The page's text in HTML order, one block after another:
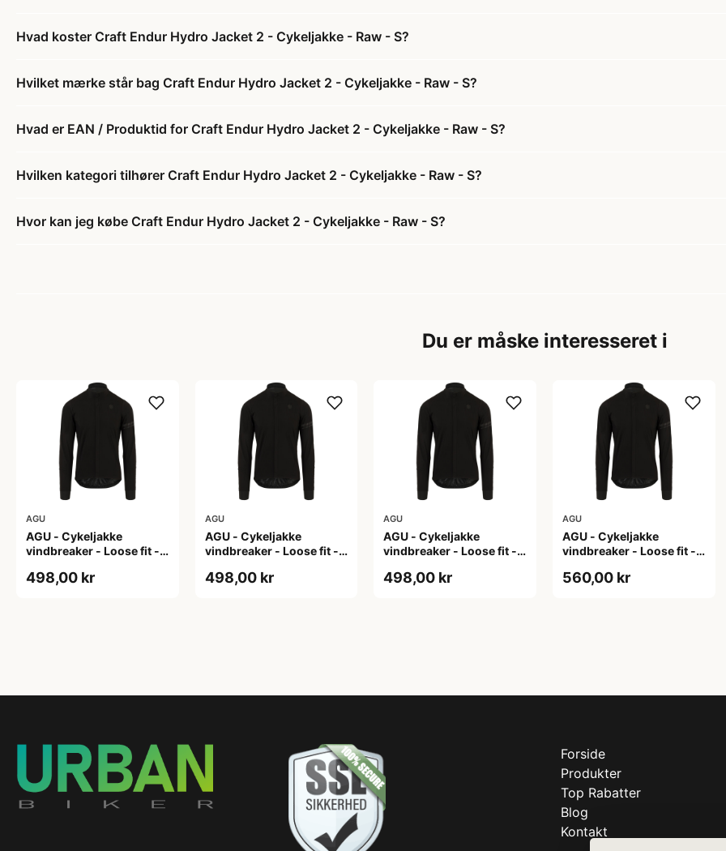
Hvad koster Craft Endur Hydro Jacket 2 - Cykeljakke - Raw - S?
Hvilket mærke står bag Craft Endur Hydro Jacket 2 - Cykeljakke - Raw - S?
Hvad er EAN / Produktid for Craft Endur Hydro Jacket 2 - Cykeljakke - Raw - S?
Hvilken kategori tilhører Craft Endur Hydro Jacket 2 - Cykeljakke - Raw - S?
Hvor kan jeg købe Craft Endur Hydro Jacket 2 - Cykeljakke - Raw - S?
Du er måske interesseret i
AGU
AGU - Cykeljakke
vindbreaker - Loose fit -
498,00 kr
AGU
AGU - Cykeljakke
vindbreaker - Loose fit -
498,00 kr
AGU
AGU - Cykeljakke
vindbreaker - Loose fit -
498,00 kr
AGU
AGU - Cykeljakke
vindbreaker - Loose fit -
560,00 kr
Forside
Produkter
Top Rabatter
Blog
Kontakt